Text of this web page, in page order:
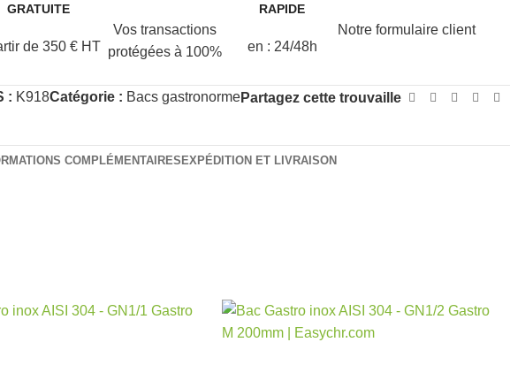
GRATUITE
de 350 € HT
Vos transactions
protégées à 100%
RAPIDE
en : 24/48h
Notre formulaire client
: K918Catégorie : Bacs gastronormePartagez cette trouvaille
COMPLÉMENTAIRESEXPÉDITION ET LIVRAISON